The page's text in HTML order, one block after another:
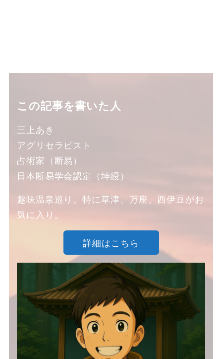
この記事を書いた人
三上あき
アグリセラピスト
占術家（断易）
日本断易学会認定（坤綬）
趣味温泉巡り。特に草津、万座、西伊豆がお
気に入り。
詳細はこちら